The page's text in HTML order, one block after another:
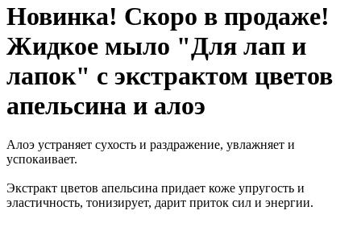
Новинка! Скоро в продаже!
Жидкое мыло "Для лап и
лапок" с экстрактом цветов
апельсина и алоэ
Алоэ устраняет сухость и раздражение, увлажняет и
успокаивает.
Экстракт цветов апельсина придает коже упругость и
эластичность, тонизирует, дарит приток сил и энергии.